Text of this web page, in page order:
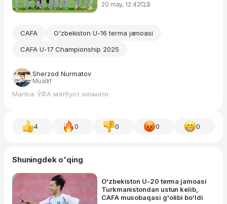
20 may, 12:42 3
CAFA
O'zbekiston U-16 terma jamoasi
CAFA U-17 Championship 2025
Sherzod Nurmatov
Muallif
Manba: ЎФА матбуот хизмати
4 0 0 0 0
Shuningdek o'qing
O'zbekiston U-20 terma jamoasi
Turkmanistondan ustun kelib,
CAFA musobaqasi g'olibi bo'ldi